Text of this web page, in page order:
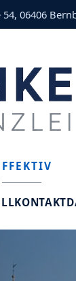
06406
KONTAKT